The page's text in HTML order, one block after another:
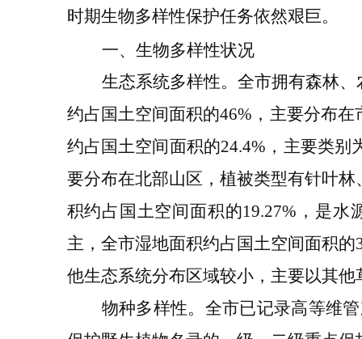
时期生物多样性保护任务依然艰巨。
一、生物多样性状况
生态系统多样性。 全市拥有森林、
约占 国土空间面积的46% ，主要分布
约占 国土空间面积的24.4% ，主要类
要分布在北部山区，植被类型有针叶
积约占 国土空间面积的19.27% ，是水
主，全市湿地面积约占国土空间面积的
他生态系统分布区域较小，主要以其他
物种多样性。 全市已记录高等维